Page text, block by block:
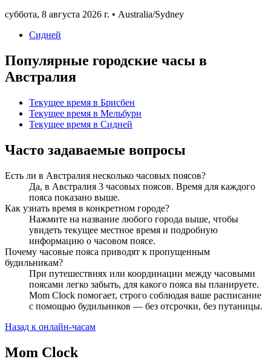
суббота, 8 августа 2026 г. • Australia/Sydney
Сидней
Популярные городские часы в
Австралия
Текущее время в Брисбен
Текущее время в Мельбурн
Текущее время в Сидней
Часто задаваемые вопросы
Есть ли в Австралия несколько часовых поясов?
Да, в Австралия 3 часовых поясов. Время для каждого
пояса показано выше.
Как узнать время в конкретном городе?
Нажмите на название любого города выше, чтобы
увидеть текущее местное время и подробную
информацию о часовом поясе.
Почему часовые пояса приводят к пропущенным
будильникам?
При путешествиях или координации между часовыми
поясами легко забыть, для какого пояса вы планируете.
Mom Clock помогает, строго соблюдая ваше расписание
с помощью будильников — без отсрочки, без путаницы.
Назад к онлайн-часам
Mom Clock